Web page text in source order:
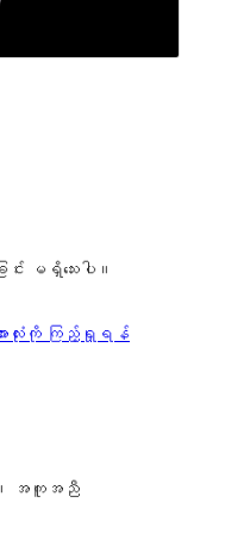
မရှိသေးပါ။
သပ်
ားလုံးကို ကြည့်ရှုရန်
း။ အကူအညီ